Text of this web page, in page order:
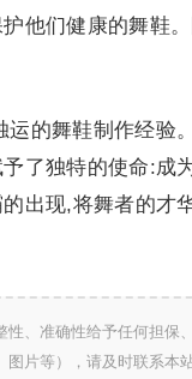
他们健康的舞鞋
的舞鞋制作经验
了独特的使命:成
出现,将舞者的才
、准确性给予任何担保
片等），请及时联系本